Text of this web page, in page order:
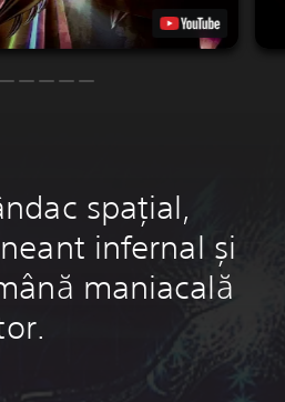
spațial,
infernal și
maniacală